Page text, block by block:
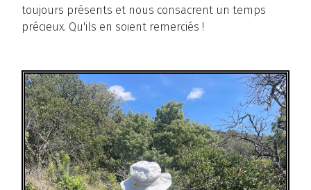
toujours présents et nous consacrent un temps
précieux. Qu'ils en soient remerciés !